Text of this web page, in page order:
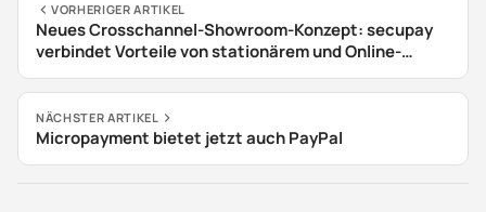
VORHERIGER ARTIKEL
Neues Crosschannel-Showroom-Konzept: secupay
verbindet Vorteile von stationärem und Online-
Handel
NÄCHSTER ARTIKEL
Micropayment bietet jetzt auch PayPal